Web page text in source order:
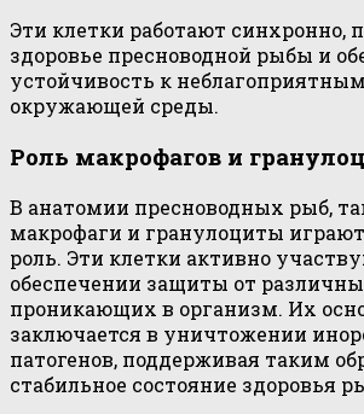
Эти клетки работают синхронно,
здоровье пресноводной рыбы и
устойчивость к
окружающей среды.
Роль макрофагов и
В анатомии пресноводных рыб,
макрофаги и гранулоциты
роль. Эти клетки активно
обеспечении защиты от
проникающих в организм. Их
заключается в уничтожении
патогенов, поддерживая таким
стабильное состояние здоровья